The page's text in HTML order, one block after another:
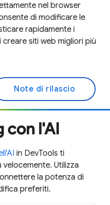
nel browser
di modificare le
rapidamente i
siti web migliori più
Note di rilascio
con l'AI
in DevTools ti
Utilizza
la potenza di
preferiti.